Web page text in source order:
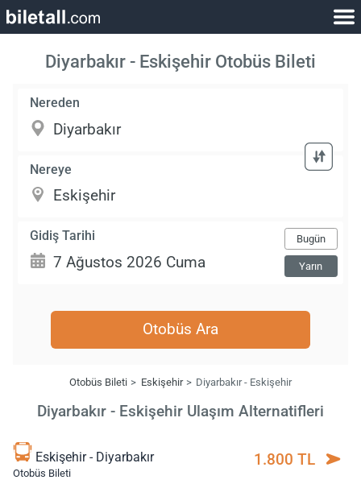
Diyarbakır - Eskişehir Otobüs Bileti
Nereden
Nereye
Gidiş Tarihi Bugün
Yarın
Otobüs Ara
Otobüs Bileti Eskişehir Diyarbakır - Eskişehir
Diyarbakır - Eskişehir Ulaşım Alternatifleri
Eskişehir - Diyarbakır
Otobüs Bileti
1.800 TL